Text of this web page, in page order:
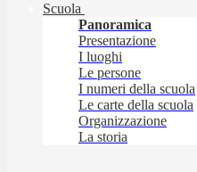
Scuola
Panoramica
Presentazione
I luoghi
Le persone
I numeri della scuola
Le carte della scuola
Organizzazione
La storia